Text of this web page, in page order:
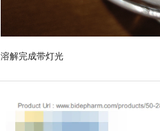
溶解完成带灯光